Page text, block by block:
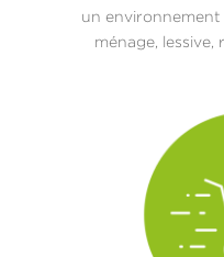
un environnement
ménage, lessive,